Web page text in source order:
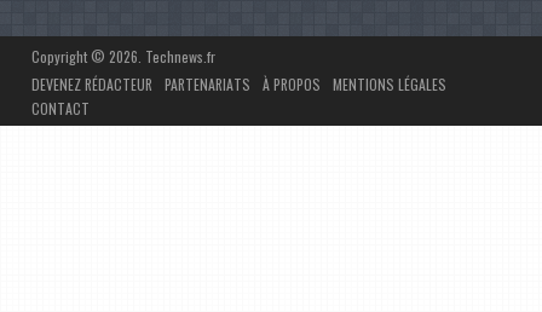
Copyright © 2026. Technews.fr
DEVENEZ RÉDACTEUR
PARTENARIATS À PROPOS
MENTIONS LÉGALES
CONTACT